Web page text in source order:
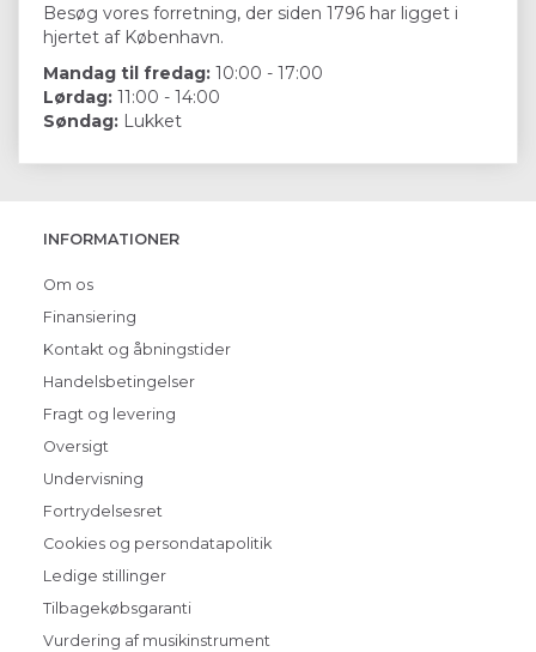
Besøg vores forretning, der siden 1796 har ligget i
hjertet af København.
Mandag til fredag: 10:00 - 17:00
Lørdag: 11:00 - 14:00
Søndag: Lukket
INFORMATIONER
Om os
Finansiering
Kontakt og åbningstider
Handelsbetingelser
Fragt og levering
Oversigt
Undervisning
Fortrydelsesret
Cookies og persondatapolitik
Ledige stillinger
Tilbagekøbsgaranti
Vurdering af musikinstrument